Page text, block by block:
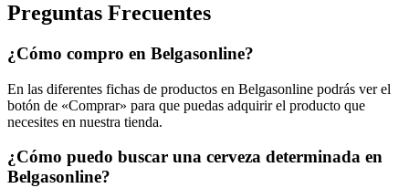
Preguntas Frecuentes
¿Cómo compro en Belgasonline?
En las diferentes fichas de productos en Belgasonline podrás ver el
botón de «Comprar» para que puedas adquirir el producto que
necesites en nuestra tienda.
¿Cómo puedo buscar una cerveza determinada en
Belgasonline?